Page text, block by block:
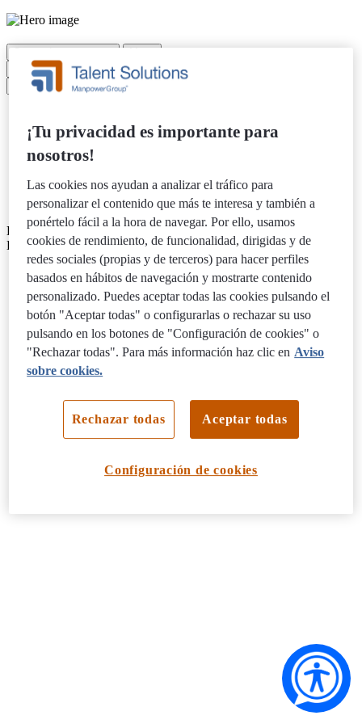
×
Contrato
Tiempo completo
Oficina
Remoto
Híbrido
Loading map...
Loading jobs...
¡Tu privacidad es importante para
nosotros!
Las cookies nos ayudan a analizar el tráfico para
personalizar el contenido que más te interesa y también a
ponértelo fácil a la hora de navegar. Por ello, usamos
cookies de rendimiento, de funcionalidad, dirigidas y de
redes sociales (propias y de terceros) para hacer perfiles
basados en hábitos de navegación y mostrarte contenido
personalizado. Puedes aceptar todas las cookies pulsando el
botón "Aceptar todas" o configurarlas o rechazar su uso
pulsando en los botones de "Configuración de cookies" o
"Rechazar todas". Para más información haz clic en Aviso
sobre cookies.
Rechazar todas Aceptar todas
Configuración de cookies